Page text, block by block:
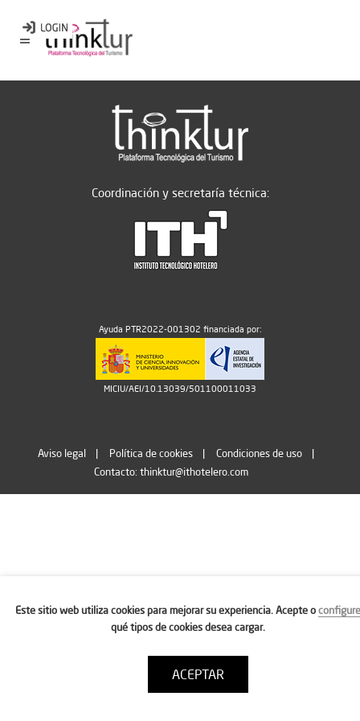
Coordinación y secretaría técnica:
Ayuda PTR2022-001302 financiada por:
MICIU/AEI/10.13039/501100011033
Aviso legal Política de cookies
Condiciones de uso
Contacto: thinktur@ithotelero.com
Este sitio web utiliza cookies para mejorar su experiencia. Acepte oconfigure
qué tipos de cookies desea cargar.
ACEPTAR